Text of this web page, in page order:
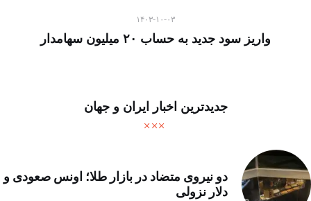
۱۴۰۳-۱۰-۰۳
واریز سود جدید به حساب ۲۰ میلیون سهامدار
جدیدترین اخبار ایران و جهان
دو نیروی متضاد در بازار طلا؛ اونس صعودی و
دلار نزولی